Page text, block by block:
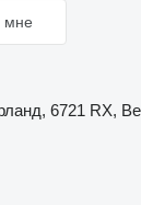
мне
6721 RX,